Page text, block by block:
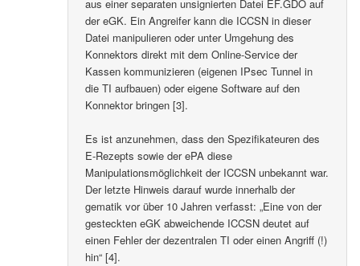
aus einer separaten unsignierten Datei EF.GDO auf
der eGK. Ein Angreifer kann die ICCSN in dieser
Datei manipulieren oder unter Umgehung des
Konnektors direkt mit dem Online-Service der
Kassen kommunizieren (eigenen IPsec Tunnel in
die TI aufbauen) oder eigene Software auf den
Konnektor bringen [3].
Es ist anzunehmen, dass den Spezifikateuren des
E-Rezepts sowie der ePA diese
Manipulationsmöglichkeit der ICCSN unbekannt war.
Der letzte Hinweis darauf wurde innerhalb der
gematik vor über 10 Jahren verfasst: „Eine von der
gesteckten eGK abweichende ICCSN deutet auf
einen Fehler der dezentralen TI oder einen Angriff (!)
hin“ [4].